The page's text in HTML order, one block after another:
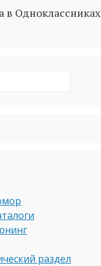
в Одноклассниках
раздел